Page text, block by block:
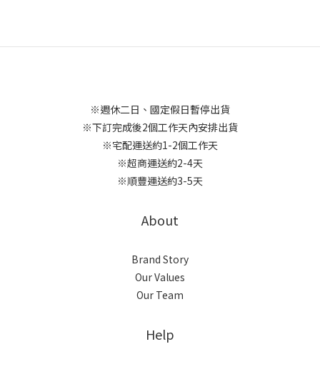
※週休二日、國定假日暫停出貨
※下訂完成後2個工作天內安排出貨
※宅配運送約1-2個工作天
※超商運送約2-4天
※順豐運送約3-5天
About
Brand Story
Our Values
Our Team
Help